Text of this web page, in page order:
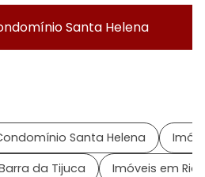
Santa Helena
Santa Helena
da Tijuca
Imóveis em Rio